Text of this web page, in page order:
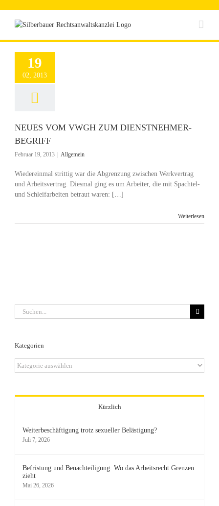
springen
19
02, 2013
NEUES VOM VWGH ZUM DIENSTNEHMER-
BEGRIFF
Februar 19, 2013 Allgemein
Wiedereinmal strittig war die Abgrenzung zwischen Werkvertrag
und Arbeitsvertrag. Diesmal ging es um Arbeiter, die mit Spachtel-
und Schleifarbeiten betraut waren: […]
Weiterlesen
Suche
nach:
Kategorien
Kategorien
Kürzlich
Weiterbeschäftigung trotz sexueller Belästigung?
Juli 7, 2026
Befristung und Benachteiligung: Wo das Arbeitsrecht Grenzen
zieht
Mai 26, 2026